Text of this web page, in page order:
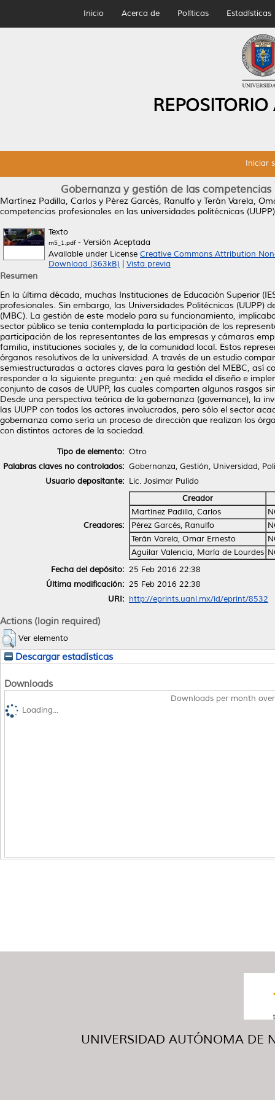
Inicio Acerca de Políticas Estadísticas
Iniciar
Gobernanza y gestión de las
Martínez Padilla, Carlos y Pérez Garcés, Ranulfo y Terán Varela,
competencias profesionales en las universidades politécnicas
Texto
m5_1.pdf- Versión Aceptada
Available under License Creative Commons Attribution
Download (363kB)
Vista previa
Resumen
En la última década, muchas Instituciones de Educación Superior
profesionales. Sin embargo, las Universidades Politécnicas (UUPP)
(MBC). La gestión de este modelo para su funcionamiento,
sector público se tenía contemplada la participación de los
participación de los representantes de las empresas y cámaras
familia, instituciones sociales y, de la comunidad local. Estos
órganos resolutivos de la universidad. A través de un estudio
semiestructuradas a actores claves para la gestión del MEBC, así
responder a la siguiente pregunta: ¿en qué medida el diseño e
conjunto de casos de UUPP, las cuales comparten algunos rasgos
Desde una perspectiva teórica de la gobernanza (governance), la
las UUPP con todos los actores involucrados, pero sólo el sector
gobernanza como sería un proceso de dirección que realizan los
con distintos actores de la sociedad.
Tipo de elemento: Otro
Palabras claves no controlados: Gobernanza, Gestión, Universidad,
Usuario depositante: Lic. Josimar Pulido
Creadores:
Creador
Martínez Padilla, Carlos
Pérez Garcés, Ranulfo
Terán Varela, Omar Ernesto
Aguilar Valencia, María de Lourdes
Fecha del depósito: 25 Feb 2016 22:38
Última modificación: 25 Feb 2016 22:38
URI: http://eprints.uanl.mx/id/eprint/8532
Actions (login required)
Ver elemento
Descargar estadísticas
Downloads
Downloads per month
Loading...
UNIVERSIDAD AUTÓNOMA DE